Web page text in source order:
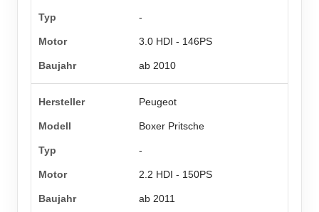
-
3.0 HDI - 146PS
ab 2010
Peugeot
Boxer Pritsche
-
2.2 HDI - 150PS
ab 2011